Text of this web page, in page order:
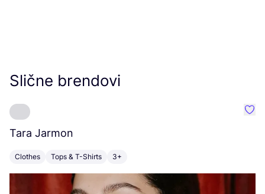
Slične brendovi
Tara Jarmon
Clothes Tops & T-Shirts 3+